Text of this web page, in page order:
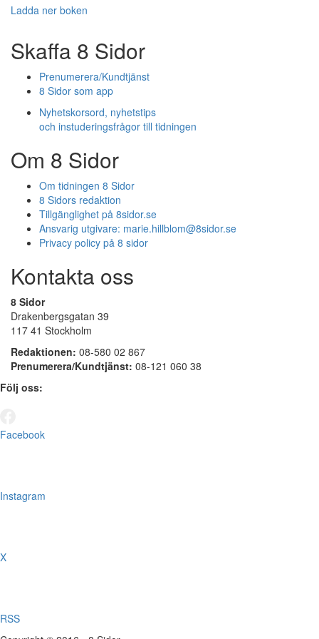
Ladda ner boken
Skaffa 8 Sidor
Prenumerera/Kundtjänst
8 Sidor som app
Nyhetskorsord, nyhetstips
och instuderingsfrågor till tidningen
Om 8 Sidor
Om tidningen 8 Sidor
8 Sidors redaktion
Tillgänglighet på 8sidor.se
Ansvarig utgivare: marie.hillblom@8sidor.se
Privacy policy på 8 sidor
Kontakta oss
8 Sidor
Drakenbergsgatan 39
117 41 Stockholm
Redaktionen: 08-580 02 867
Prenumerera/Kundtjänst: 08-121 060 38
Följ oss:
Facebook
Instagram
X
RSS